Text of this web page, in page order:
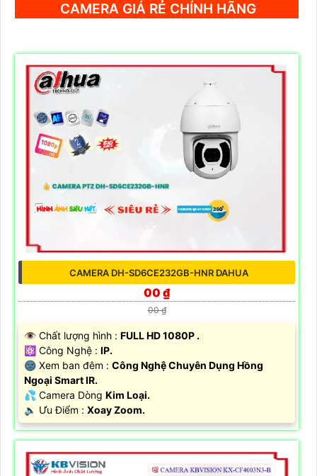
CAMERA GIÁ RẺ CHÍNH HÃNG
CAMERA DH-SD6CE232GB-HNR DAHUA
00 ₫
00 ₫
👁 Chất lượng hình : FULL HD 1080P .
⚛️ Công Nghệ : IP.
🌚 Xem ban đêm : Công Nghệ Chuyên Dụng Hồng
Ngoại Smart IR.
💦 Camera Dòng Kim Loại.
️🔈 Ưu Điểm : Xoay Zoom.